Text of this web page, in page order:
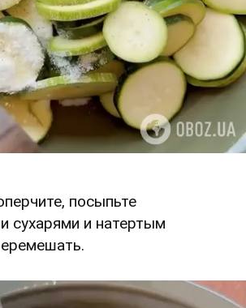
посыпьте
сухарями и натертым